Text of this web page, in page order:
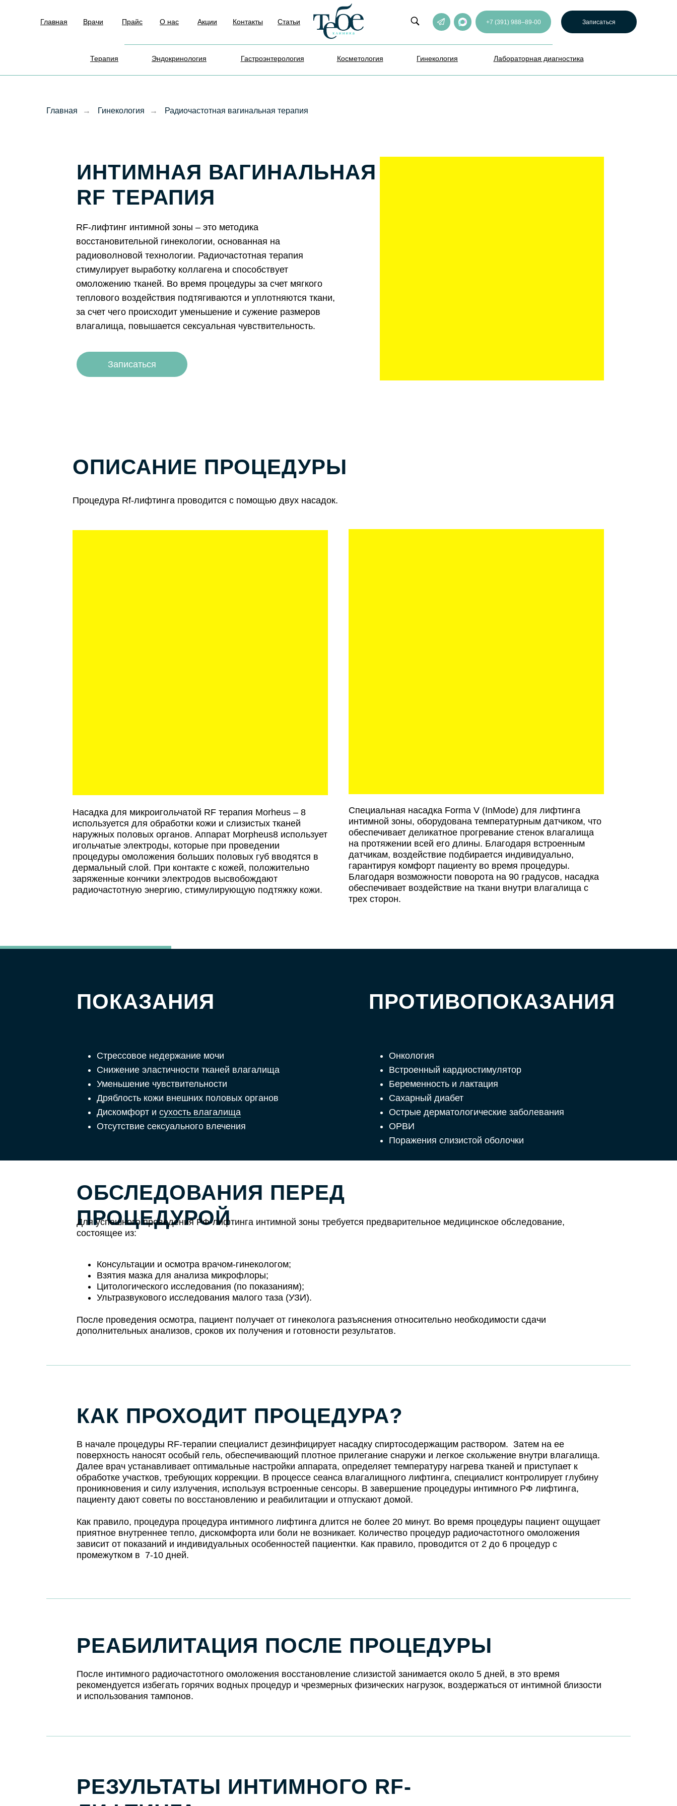
Терапия Эндокринология Гастроэнтерология Косметология Гинекология Лабораторная диагностика
Записаться
Главная Врачи Прайс О нас +7 (391) 988–89-00
Акции Контакты Статьи
Главная → Гинекология → Радиочастотная вагинальная терапия
ИНТИМНАЯ ВАГИНАЛЬНАЯ
RF ТЕРАПИЯ
RF-лифтинг интимной зоны – это методика
восстановительной гинекологии, основанная на
радиоволновой технологии. Радиочастотная терапия
стимулирует выработку коллагена и способствует
омоложению тканей. Во время процедуры за счет мягкого
теплового воздействия подтягиваются и уплотняются ткани,
за счет чего происходит уменьшение и сужение размеров
влагалища, повышается сексуальная чувствительность.
Записаться
ОПИСАНИЕ ПРОЦЕДУРЫ
Насадка для микроигольчатой RF терапия Morheus – 8
используется для обработки кожи и слизистых тканей
наружных половых органов. Аппарат Morpheus8 использует
игольчатые электроды, которые при проведении
процедуры омоложения больших половых губ вводятся в
дермальный слой. При контакте с кожей, положительно
заряженные кончики электродов высвобождают
радиочастотную энергию, стимулирующую подтяжку кожи.
Специальная насадка Forma V (InMode) для лифтинга
интимной зоны, оборудована температурным датчиком, что
обеспечивает деликатное прогревание стенок влагалища
на протяжении всей его длины. Благодаря встроенным
датчикам, воздействие подбирается индивидуально,
гарантируя комфорт пациенту во время процедуры.
Благодаря возможности поворота на 90 градусов, насадка
обеспечивает воздействие на ткани внутри влагалища с
трех сторон.
Процедура Rf-лифтинга проводится с помощью двух насадок.
ПОКАЗАНИЯ ПРОТИВОПОКАЗАНИЯ
Онкология
Встроенный кардиостимулятор
Беременность и лактация
Сахарный диабет
Острые дерматологические заболевания
ОРВИ
Поражения слизистой оболочки
Стрессовое недержание мочи
Снижение эластичности тканей влагалища
Уменьшение чувствительности
Дряблость кожи внешних половых органов
Дискомфорт и сухость влагалища
Отсутствие сексуального влечения
ОБСЛЕДОВАНИЯ ПЕРЕД
ПРОЦЕДУРОЙ
Для успешного проведения РФ-лифтинга интимной зоны требуется предварительное медицинское обследование,
состоящее из:
Консультации и осмотра врачом-гинекологом;
Взятия мазка для анализа микрофлоры;
Цитологического исследования (по показаниям);
Ультразвукового исследования малого таза (УЗИ).
После проведения осмотра, пациент получает от гинеколога разъяснения относительно необходимости сдачи
дополнительных анализов, сроков их получения и готовности результатов.
КАК ПРОХОДИТ ПРОЦЕДУРА?
В начале процедуры RF-терапии специалист дезинфицирует насадку спиртосодержащим раствором. Затем на ее
поверхность наносят особый гель, обеспечивающий плотное прилегание снаружи и легкое скольжение внутри влагалища.
Далее врач устанавливает оптимальные настройки аппарата, определяет температуру нагрева тканей и приступает к
обработке участков, требующих коррекции. В процессе сеанса влагалищного лифтинга, специалист контролирует глубину
проникновения и силу излучения, используя встроенные сенсоры. В завершение процедуры интимного РФ лифтинга,
пациенту дают советы по восстановлению и реабилитации и отпускают домой.
Как правило, процедура процедура интимного лифтинга длится не более 20 минут. Во время процедуры пациент ощущает
приятное внутреннее тепло, дискомфорта или боли не возникает. Количество процедур радиочастотного омоложения
зависит от показаний и индивидуальных особенностей пациентки. Как правило, проводится от 2 до 6 процедур с
промежутком в 7-10 дней.
РЕАБИЛИТАЦИЯ ПОСЛЕ ПРОЦЕДУРЫ
После интимного радиочастотного омоложения восстановление слизистой занимается около 5 дней, в это время
рекомендуется избегать горячих водных процедур и чрезмерных физических нагрузок, воздержаться от интимной близости
и использования тампонов.
РЕЗУЛЬТАТЫ ИНТИМНОГО RF-